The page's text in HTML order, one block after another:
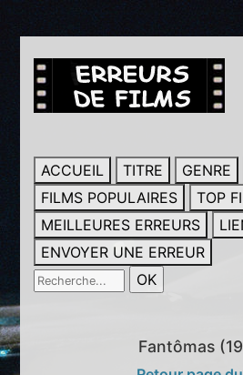
ACCUEIL TITRE GENRE
FILMS POPULAIRES
TOP
MEILLEURES ERREURS
ENVOYER UNE ERREUR
Fantômas